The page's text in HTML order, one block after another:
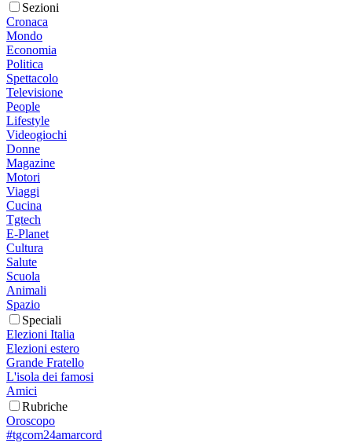
Sezioni
Cronaca
Mondo
Economia
Politica
Spettacolo
Televisione
People
Lifestyle
Videogiochi
Donne
Magazine
Motori
Viaggi
Cucina
Tgtech
E-Planet
Cultura
Salute
Scuola
Animali
Spazio
Speciali
Elezioni Italia
Elezioni estero
Grande Fratello
L'isola dei famosi
Amici
Rubriche
Oroscopo
#tgcom24amarcord